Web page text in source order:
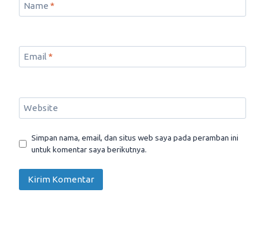
Name *
Email*
Website
Simpan nama, email, dan situs web saya pada peramban ini
untuk komentar saya berikutnya.